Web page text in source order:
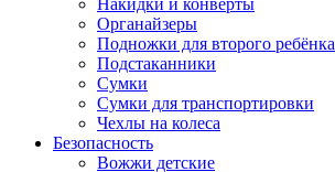
Накидки и конверты
Органайзеры
Подножки для второго ребёнка
Подстаканники
Сумки
Сумки для транспортировки
Чехлы на колеса
Безопасность
Вожжи детские